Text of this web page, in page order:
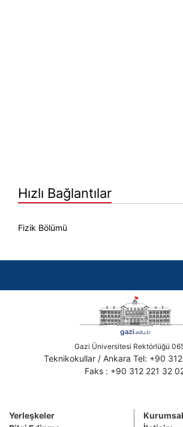
Hızlı Bağlantılar
Fizik Bölümü
Gazi Üniversitesi Rektörlüğü
Teknikokullar / Ankara Tel: +90
Faks : +90 312 221 32
Yerleşkeler